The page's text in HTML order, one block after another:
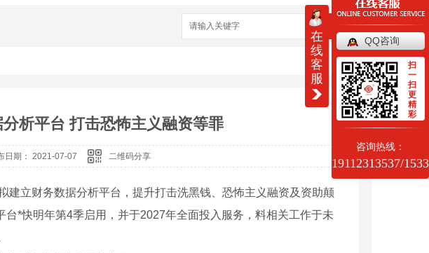
搜索
析平台 打击恐怖主义融资等罪
日期： 2021-07-07 二维码分享
立财务数据分析平台，提升打击洗黑钱、恐怖主义融资及资助颠
*快明年第4季启用，并于2027年全面投入服务，料相关工作于未
在
线
客
服
QQ咨询
扫
一
扫
更
精
彩
咨询热线：
19112313537/